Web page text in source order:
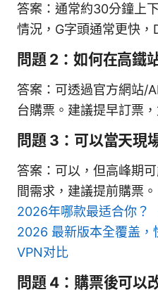
答案：通常約30分鐘上
情況，G字頭通常更快，
問題 2：如何在高鐵
答案：可透過官方網站/
台購票。建議提早訂票
問題 3：可以當天現
答案：可以，但高峰期
間需求，建議提前購票。
2026年哪款最适合你？
2026 最新版本全覆盖，
VPN对比
問題 4：購票後可以